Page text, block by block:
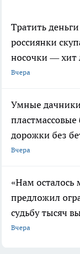
Тратить
россиянки
носочки — хит
Вчера
Умные
дорожки без
Вчера
«Нам
предложил
судьбу тысяч
Вчера